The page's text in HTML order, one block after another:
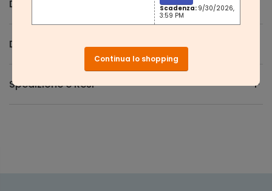
Descrizione
Domande e Risposte
Spedizione e Resi
Scadenza: 9/30/2026,
3:59 PM
Continua lo shopping